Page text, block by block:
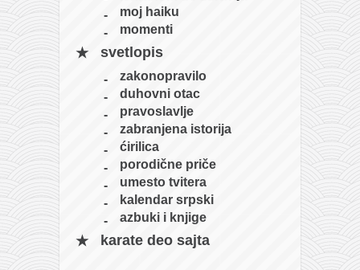
nunchaku
timbei rochin
tsunami dojo
program
snimci nastupa
moj haiku
momenti
svetlopis
zakonopravilo
duhovni otac
pravoslavlje
zabranjena istorija
ćirilica
porodične priče
umesto tvitera
kalendar srpski
azbuki i knjige
karate deo sajta